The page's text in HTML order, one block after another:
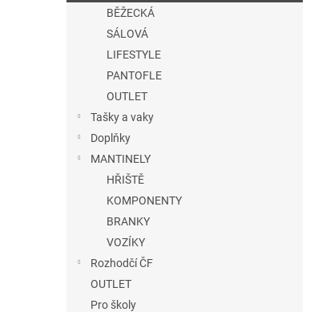
BĚŽECKÁ
SÁLOVÁ
LIFESTYLE
PANTOFLE
OUTLET
Tašky a vaky
Doplňky
MANTINELY
HŘIŠTĚ
KOMPONENTY
BRANKY
VOZÍKY
Rozhodčí ČF
OUTLET
Pro školy